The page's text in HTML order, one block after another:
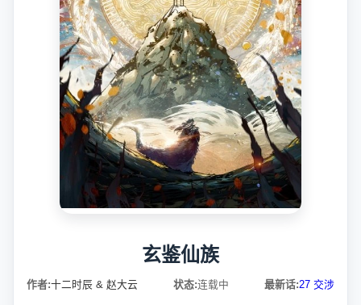
玄鉴仙族
作者:十二时辰 & 赵大云 状态:连载中 最新话:27 交涉